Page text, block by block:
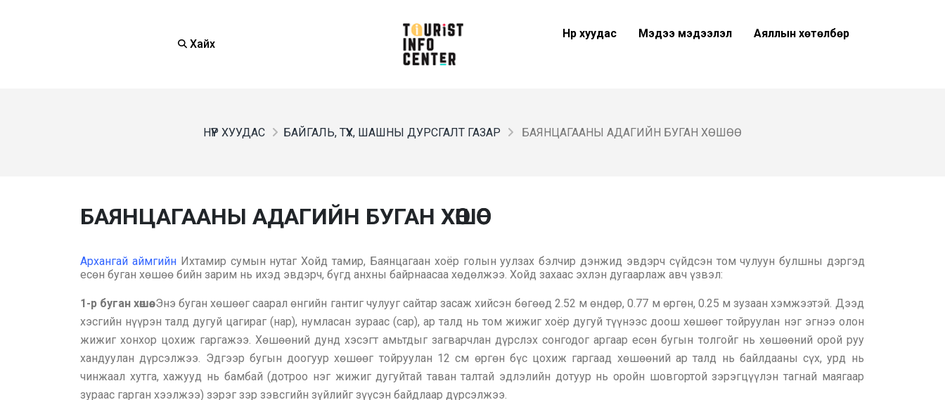
Хайх
Нүүр хуудас Мэдээ мэдээлэл Аяллын хөтөлбөр
НҮҮР ХУУДАС БАЙГАЛЬ, ТҮҮХ, ШАШНЫ ДУРСГАЛТ ГАЗАР БАЯНЦАГААНЫ АДАГИЙН БУГАН ХӨШӨӨ
БАЯНЦАГААНЫ АДАГИЙН БУГАН ХӨШӨӨ
Архангай аймгийнИхтамир сумын нутаг Хойд тамир, Баянцагаан хоёр голын уулзах бэлчир дэнжид эвдэрч сүйдсэн том чулуун булшны дэргэд
есөн буган хөшөө бийн зарим нь ихэд эвдэрч, бүгд анхны байрнаасаа хөдөлжээ. Хойд захаас эхлэн дугаарлаж авч үзвэл:
1-р буган хөшөө.Энэ буган хөшөөг саарал өнгийн гантиг чулууг сайтар засаж хийсэн бөгөөд 2.52 м өндөр, 0.77 м өргөн, 0.25 м зузаан хэмжээтэй. Дээд
хэсгийн нүүрэн талд дугуй цагираг (нар), нумласан зураас (сар), ар талд нь том жижиг хоёр дугуй түүнээс доош хөшөөг тойруулан нэг эгнээ олон
жижиг хонхор цохиж гаргажээ. Хөшөөний дунд хэсэгт амьтдыг загварчлан дүрслэх сонгодог аргаар есөн бугын толгойг нь хөшөөний орой руу
хандуулан дүрсэлжээ. Эдгээр бугын доогуур хөшөөг тойруулан 12 см өргөн бүс цохиж гаргаад хөшөөний ар талд нь байлдааны сүх, урд нь
чинжаал хутга, хажууд нь бамбай (дотроо нэг жижиг дугуйтай таван талтай эдлэлийн дотуур нь оройн шовгортой зэрэгцүүлэн тагнай маягаар
зураас гарган хээлжээ) зэрэг зэр зэвсгийн зүйлийг зүүсэн байдлаар дүрсэлжээ.